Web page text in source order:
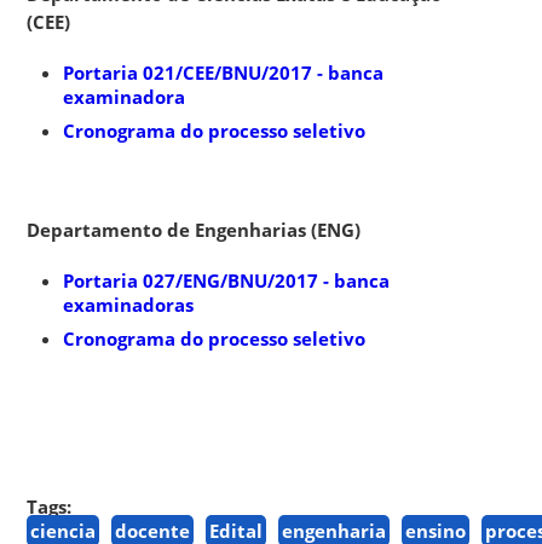
(CEE)
Portaria 021/CEE/BNU/2017 - banca
examinadora
Cronograma do processo seletivo
Departamento de Engenharias (ENG)
Portaria 027/ENG/BNU/2017 - banca
examinadoras
Cronograma do processo seletivo
Tags:
ciencia
docente Edital engenharia ensino